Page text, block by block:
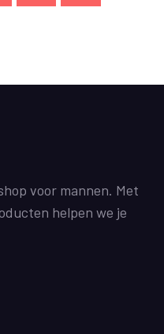
voor mannen. Met
helpen we je